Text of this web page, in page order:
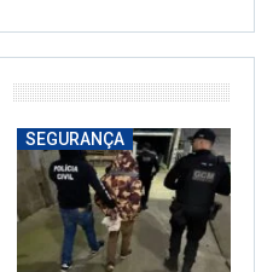
SEGURANÇA